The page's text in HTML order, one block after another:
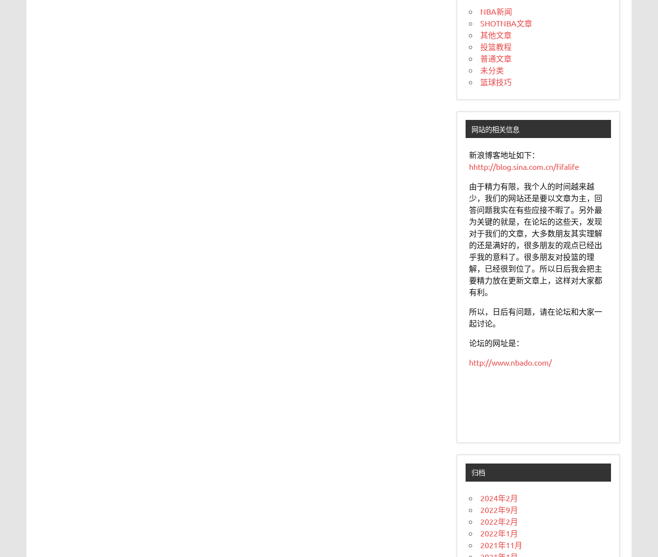
NBA新闻
SHOTNBA文章
其他文章
投篮教程
普通文章
未分类
篮球技巧
网站的相关信息
新浪博客地址如下：
hhttp://blog.sina.com.cn/fifalife
由于精力有限，我个人的时间越来越
少，我们的网站还是要以文章为主，回
答问题我实在有些应接不暇了。另外最
为关键的就是，在论坛的这些天，发现
对于我们的文章，大多数朋友其实理解
的还是满好的，很多朋友的观点已经出
乎我的意料了。很多朋友对投篮的理
解，已经很到位了。所以日后我会把主
要精力放在更新文章上，这样对大家都
有利。
所以，日后有问题，请在论坛和大家一
起讨论。
论坛的网址是：
http://www.nbado.com/
归档
2024年2月
2022年9月
2022年2月
2022年1月
2021年11月